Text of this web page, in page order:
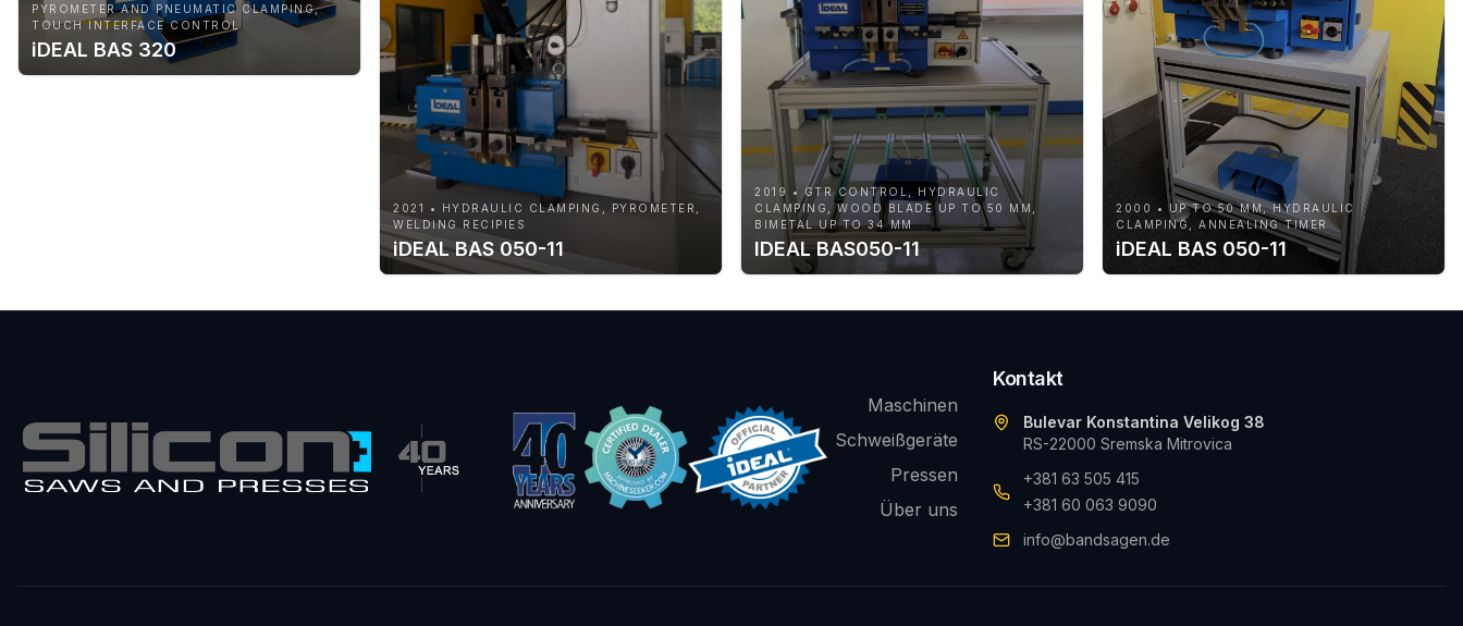
PYROMETER AND PNEUMATIC CLAMPING,
TOUCH INTERFACE CONTROL
iDEAL BAS 320
2021 • HYDRAULIC CLAMPING, PYROMETER,
WELDING RECIPIES
iDEAL BAS 050-11
2019 • GTR CONTROL, HYDRAULIC
CLAMPING, WOOD BLADE UP TO 50 MM,
BIMETAL UP TO 34 MM
IDEAL BAS050-11
2000 • UP TO 50 MM, HYDRAULIC
CLAMPING, ANNEALING TIMER
iDEAL BAS 050-11
Maschinen
Schweißgeräte
Pressen
Über uns
Kontakt
Bulevar Konstantina Velikog 38
RS-22000 Sremska Mitrovica
+381 63 505 415
+381 60 063 9090
info@bandsagen.de